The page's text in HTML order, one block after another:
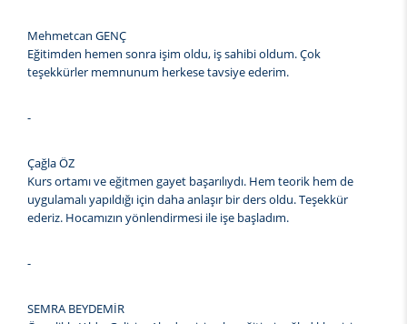
Mehmetcan GENÇ
Eğitimden hemen sonra işim oldu, iş sahibi oldum. Çok
teşekkürler memnunum herkese tavsiye ederim.
-
Çağla ÖZ
Kurs ortamı ve eğitmen gayet başarılıydı. Hem teorik hem de
uygulamalı yapıldığı için daha anlaşır bir ders oldu. Teşekkür
ederiz. Hocamızın yönlendirmesi ile işe başladım.
-
SEMRA BEYDEMİR